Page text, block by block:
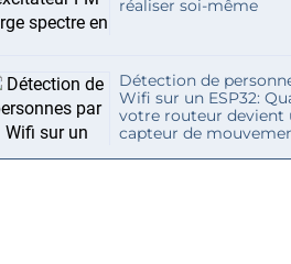
réaliser soi-même
Détection de
Wifi sur un ESP32:
votre routeur devient
capteur de